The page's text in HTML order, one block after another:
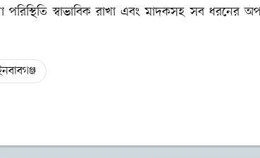
স্বাভাবিক রাখা এবং মাদকসহ সব ধরনের